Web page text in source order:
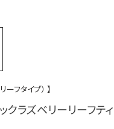
ーフタイプ） 】
クラズベリーリーフティ